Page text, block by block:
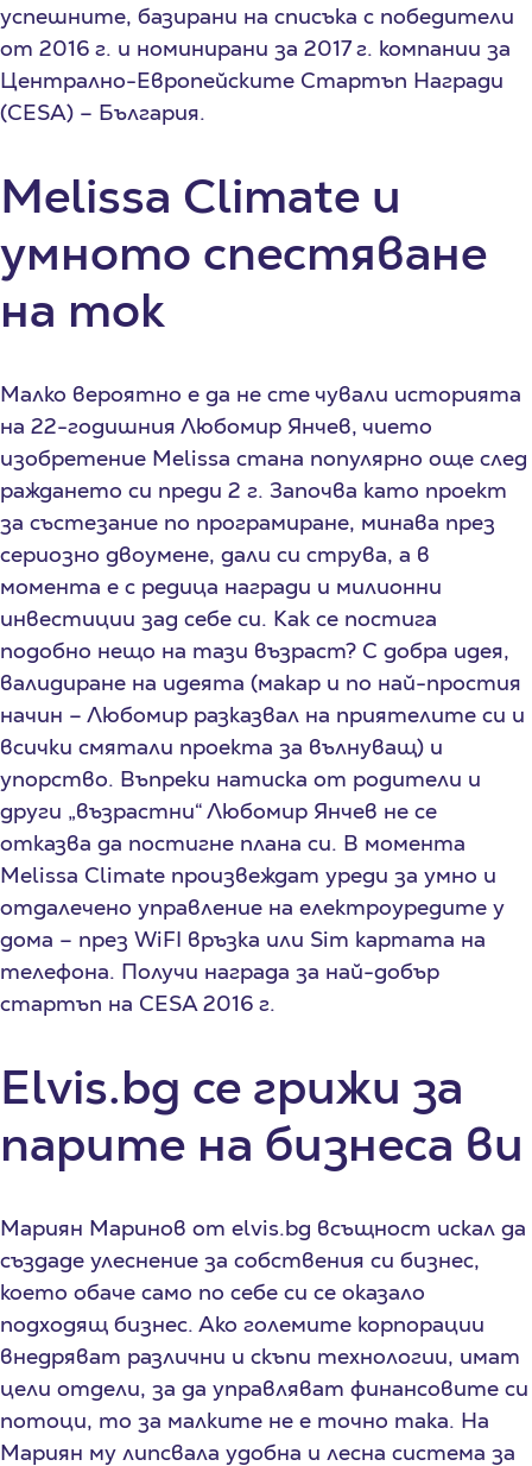
успешните, базирани на списъка с победители
от 2016 г. и номинирани за 2017 г. компании за
Централно-Европейските Стартъп Награди
(CESA) – България.
Melissa Climate и
умното спестяване
на ток
Малко вероятно е да не сте чували историята
на 22-годишния Любомир Янчев, чието
изобретение Melissa стана популярно още след
раждането си преди 2 г. Започва като проект
за състезание по програмиране, минава през
сериозно двоумене, дали си струва, а в
момента е с редица награди и милионни
инвестиции зад себе си. Как се постига
подобно нещо на тази възраст? С добра идея,
валидиране на идеята (макар и по най-простия
начин – Любомир разказвал на приятелите си и
всички смятали проекта за вълнуващ) и
упорство. Въпреки натиска от родители и
други „възрастни“ Любомир Янчев не се
отказва да постигне плана си. В момента
Melissa Climate произвеждат уреди за умно и
отдалечено управление на електроуредите у
дома – през WiFI връзка или Sim картата на
телефона. Получи награда за най-добър
стартъп на CESA 2016 г.
Еlvis.bg се грижи за
парите на бизнеса ви
Мариян Маринов от elvis.bg всъщност искал да
създаде улеснение за собствения си бизнес,
което обаче само по себе си се оказало
подходящ бизнес. Ако големите корпорации
внедряват различни и скъпи технологии, имат
цели отдели, за да управляват финансовите си
потоци, то за малките не е точно така. На
Мариян му липсвала удобна и лесна система за